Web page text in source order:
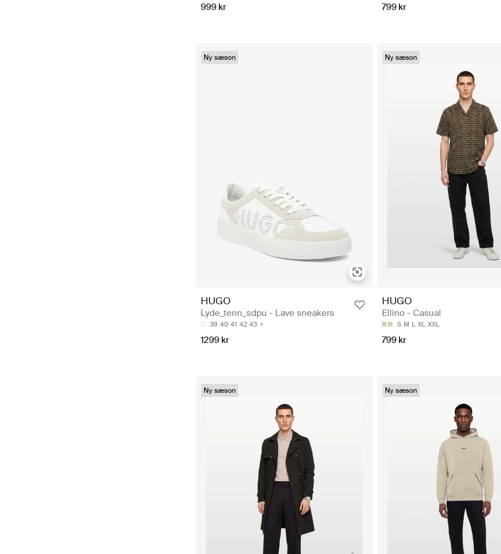
999 kr 799 kr
Ny sæson
HUGO
Lyde_tenn_sdpu - Lave sneakers
39 40 41 42 43
1299 kr
Ny sæson
HUGO
Ellino - Casual
S M L XL XXL
799 kr
Ny sæson Ny sæson